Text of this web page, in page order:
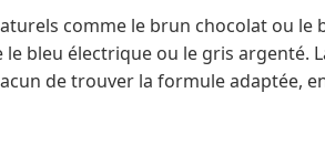
comme le brun chocolat ou le
bleu électrique ou le gris argenté.
de trouver la formule adaptée,